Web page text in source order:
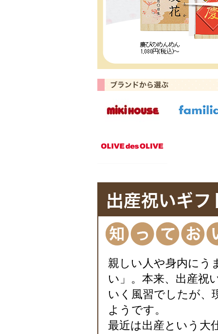
親しい人や身内にう
い」。本来、出産祝
いく風習でしたが、
ようです。
最近は出産という大